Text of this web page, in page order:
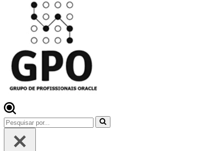
Pesquisar
por...